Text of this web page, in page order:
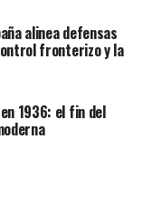
alinea defensas
fronterizo y la
1936: el fin del